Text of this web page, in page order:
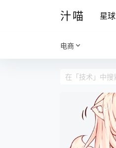
汁喵 星球
电商